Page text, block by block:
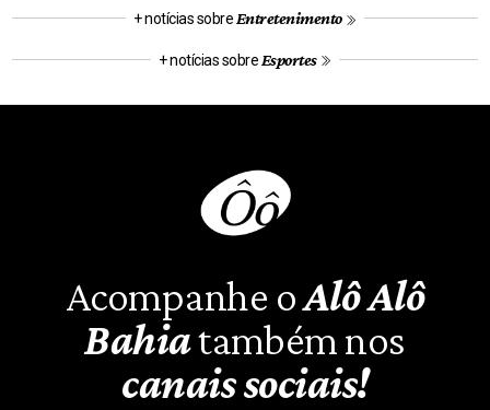
+ notícias sobreEntretenimento
+ notícias sobre Esportes
Acompanhe oAlô Alô
Bahiatambém nos
canais sociais!